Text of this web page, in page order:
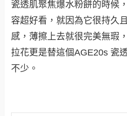
瓷透肌聚焦爆水粉餅的時候
容超好看，就因為它很持久
感，薄擦上去就很完美無瑕
拉花更是替這個AGE20s 瓷
不少。